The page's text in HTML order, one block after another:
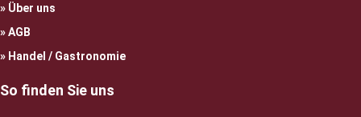
Über uns
AGB
Handel / Gastronomie
So finden Sie uns